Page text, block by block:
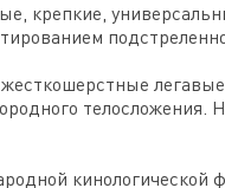
крепкие,
кинологической